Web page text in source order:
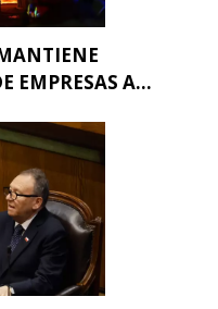
EMPRESAS A...